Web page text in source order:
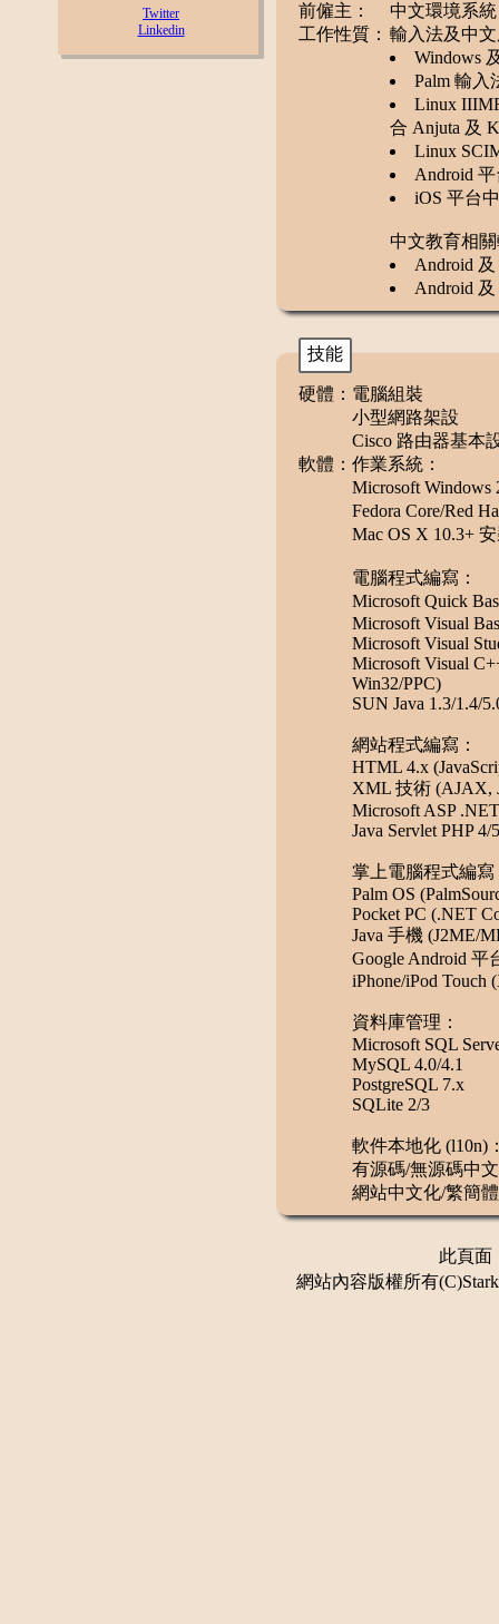
Twitter
Linkedin
前僱主：
中文環境系
工作性質： 輸入法及中
Windows
Palm 輸入
Linux
合 Anjuta 及
Linux
Android
iOS 平台
中文教育相
Android
Android
技能
硬體： 電腦組裝
小型網路架設
Cisco 路由器基本
軟體： 作業系統：
Microsoft Windows
Fedora Core/Red
Mac OS X 10.3+
電腦程式編寫：
Microsoft Quick
Microsoft Visual
Microsoft Visual
Microsoft Visual
Win32/PPC)
SUN Java 1.3/1.4/
網站程式編寫：
HTML 4.x
XML 技術 (AJAX,
Microsoft ASP
Java Servlet PHP 4/5
掌上電腦程式編寫
Palm OS
Pocket PC (.NET
Java 手機 (J2ME/
Google Android 平
iPhone/iPod Touch
資料庫管理：
Microsoft SQL
MySQL 4.0/4.1
PostgreSQL 7.x
SQLite 2/3
軟件本地化 (l10n)
有源碼/無源碼中
網站中文化/繁簡
此頁面
網站內容版權所有